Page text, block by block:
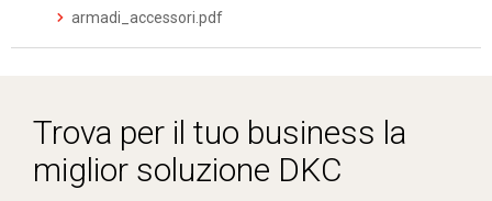
armadi_accessori.pdf
Trova per il tuo business la
miglior soluzione DKC